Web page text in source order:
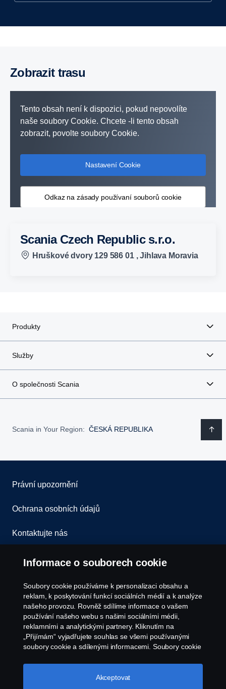
Zobrazit trasu
Tento obsah není k dispozici, pokud nepovolíte
naše soubory Cookie. Chcete -li tento obsah
zobrazit, povolte soubory Cookie.
Nastavení Cookie
Odkaz na zásady používaní souborů cookie
Scania Czech Republic s.r.o.
Hruškové dvory 129 586 01 , Jihlava Moravia
Produkty
Služby
O společnosti Scania
Scania in Your Region: ČESKÁ REPUBLIKA
Právní upozornění
Ochrana osobních údajů
Kontaktujte nás
Všeobecné obchodní podmínky
Oznámení porušení předpisů
Zásady Cookies
Nastavení Cookie
Informace o souborech cookie
Soubory cookie používáme k personalizaci obsahu a
reklam, k poskytování funkcí sociálních médií a k analýze
našeho provozu. Rovněž sdílíme informace o vašem
používání našeho webu s našimi sociálními médii,
reklamními a analytickými partnery. Kliknutím na
„Přijímám“ vyjadřujete souhlas se všemi používanými
soubory cookie a sdílenými informacemi. Soubory cookie
cookie“ a výběrem kategorií, které chcete přijmout.
Podrobnější vysvětlení toho, jak používáme soubory
Akceptovat